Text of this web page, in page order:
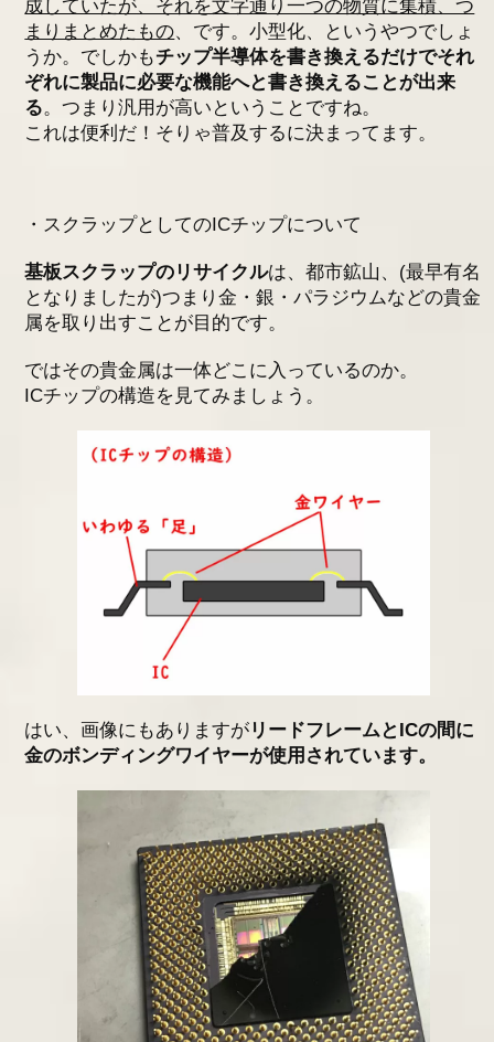
成していたが、それを文字通り一つの物質に集積、つ
まりまとめたもの、です。小型化、というやつでしょ
うか。でしかもチップ半導体を書き換えるだけでそれ
ぞれに製品に必要な機能へと書き換えることが出来
る。つまり汎用が高いということですね。
これは便利だ！そりゃ普及するに決まってます。
・スクラップとしてのICチップについて
基板スクラップのリサイクルは、都市鉱山、(最早有名
となりましたが)つまり金・銀・パラジウムなどの貴金
属を取り出すことが目的です。
ではその貴金属は一体どこに入っているのか。
ICチップの構造を見てみましょう。
はい、画像にもありますが リードフレームとICの間に
金のボンディングワイヤーが使用されています。